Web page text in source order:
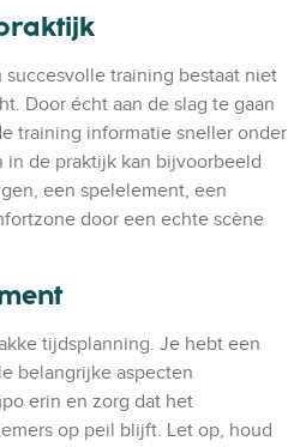
training bestaat niet
Door écht aan de slag te gaan
training informatie sneller onder
in de praktijk kan bijvoorbeeld
een spelelement, een
door een echte scène
tijdsplanning. Je hebt een
belangrijke aspecten
erin en zorg dat het
op peil blijft. Let op, houd